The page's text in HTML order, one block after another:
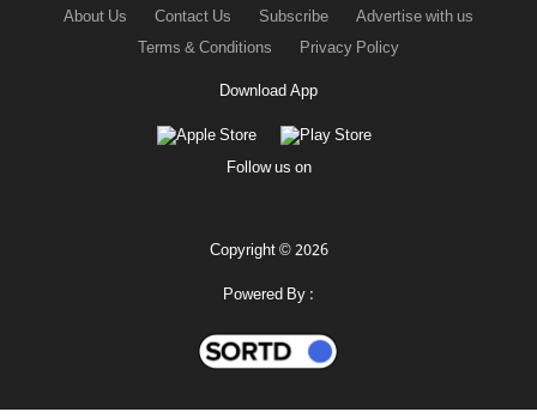
About Us Contact Us Subscribe
Advertise with us
Terms & Conditions
Privacy Policy
Download App
Follow us on
Copyright © 2026
Powered By :